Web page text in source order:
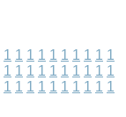
1 1 1 1 1 1 1 1 1 1
1 1 1 1 1 1 1 1 1 1
1 1 1 1 1 1 1 1 1 1